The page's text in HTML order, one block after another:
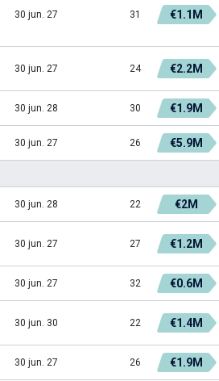
30 jun. 27 31 €1.1M
30 jun. 27 24 €2.2M
30 jun. 28 30 €1.9M
30 jun. 27 26 €5.9M
30 jun. 28 22 €2M
30 jun. 27 27 €1.2M
30 jun. 27 32 €0.6M
30 jun. 30 22 €1.4M
30 jun. 27 26 €1.9M